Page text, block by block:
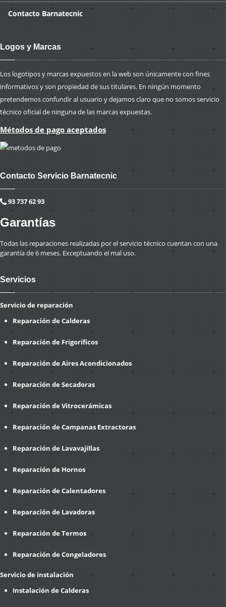
Contacto Barnatecnic
Logos y Marcas
Los logotipos y marcas expuestos en la web son únicamente con fines
informativos y son propiedad de sus titulares. En ningún momento
pretendemos confundir al usuario y dejamos claro que no somos servicio
técnico oficial de ninguna de las marcas expuestas.
Métodos de pago aceptados
Contacto Servicio Barnatecnic
93 737 62 93
Garantías
Todas las reparaciones realizadas por el servicio técnico cuentan con una
garantía de 6 meses. Exceptuando el mal uso.
Servicios
Servicio de reparación
Reparación de Calderas
Reparación de Frigoríficos
Reparación de Aires Acondicionados
Reparación de Secadoras
Reparación de Vitrocerámicas
Reparación de Campanas Extractoras
Reparación de Lavavajillas
Reparación de Hornos
Reparación de Calentadores
Reparación de Lavadoras
Reparación de Termos
Reparación de Congeladores
Servicio de instalación
Instalación de Calderas